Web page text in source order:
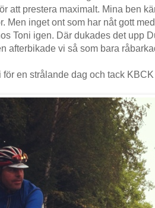
att prestera maximalt. Mina ben
Men inget ont som har nåt gott
Toni igen. Där dukades det upp
afterbikade vi så som bara
för en strålande dag och tack